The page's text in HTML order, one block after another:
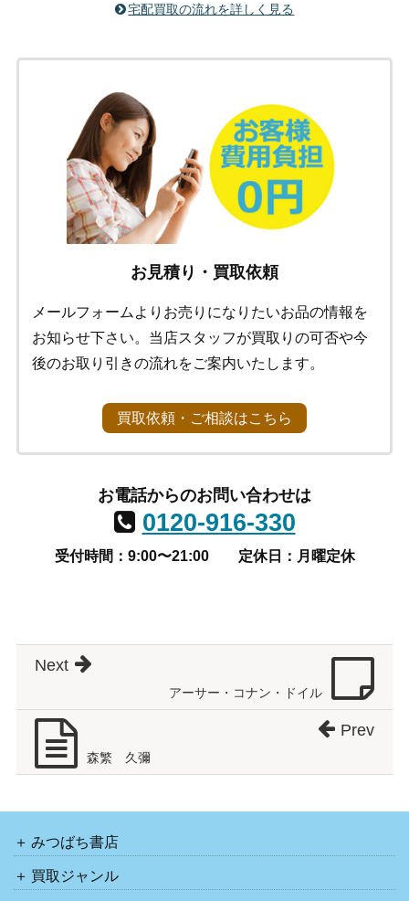
宅配買取の流れを詳しく見る
お見積り・買取依頼
メールフォームよりお売りになりたいお品の情報を
お知らせ下さい。当店スタッフが買取りの可否や今
後のお取り引きの流れをご案内いたします。
買取依頼・ご相談はこちら
お電話からのお問い合わせは
0120-916-330
受付時間：9:00〜21:00 定休日：月曜定休
アーサー・コナン・ドイル
Next
森繁 久彌
Prev
みつばち書店
買取ジャンル